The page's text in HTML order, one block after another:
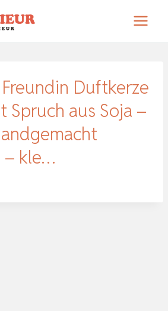
Duftkerze
Spruch aus Soja –
– kle…